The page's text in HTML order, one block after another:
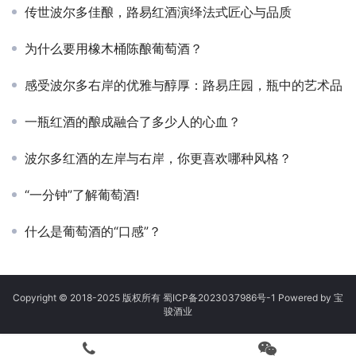
传世波尔多佳酿，路易红酒演绎法式匠心与品质
为什么要用橡木桶陈酿葡萄酒？
感受波尔多右岸的优雅与醇厚：路易庄园，瓶中的艺术品
一瓶红酒的酿成融合了多少人的心血？
波尔多红酒的左岸与右岸，你更喜欢哪种风格？
“一分钟”了解葡萄酒!
什么是葡萄酒的“口感”？
Copyright © 2018-2025 版权所有 蜀ICP备2023037986号-1 Powered by 宝
骏酒业